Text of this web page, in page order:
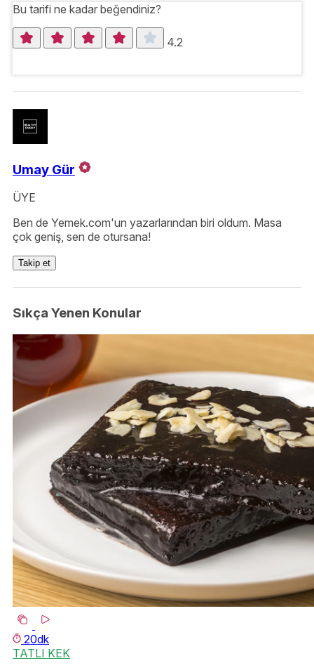
Bu tarifi ne kadar beğendiniz?
4.2
Umay Gür
ÜYE
Ben de Yemek.com'un yazarlarından biri oldum. Masa
çok geniş, sen de otursana!
Takip et
Sıkça Yenen Konular
20dk
TATLI KEK